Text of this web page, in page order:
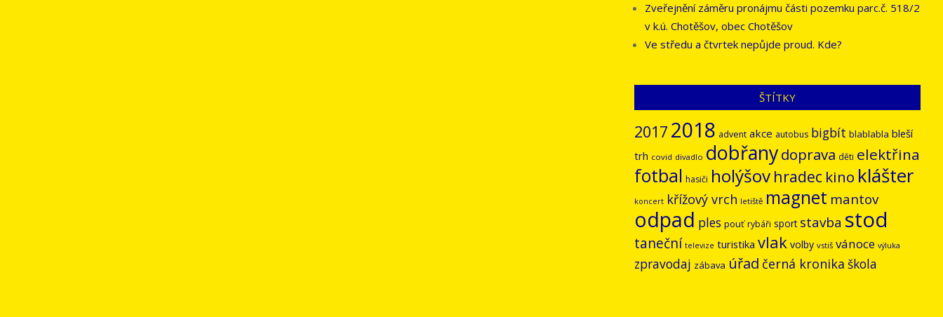
Zveřejnění záměru pronájmu části pozemku parc.č. 518/2
v k.ú. Chotěšov, obec Chotěšov
Ve středu a čtvrtek nepůjde proud. Kde?
ŠTÍTKY
2017 2018 advent akce autobus bigbít blablabla bleší
trh covid divadlo dobřanydoprava děti elektřina
fotbal hasiči holýšov hradec kino klášter
koncert křížový vrch letiště magnet mantov
odpad ples pouť rybáři sport stavba stod
taneční televize turistika vlak volby vstiš vánoce výluka
zpravodaj zábava úřad černá kronika škola